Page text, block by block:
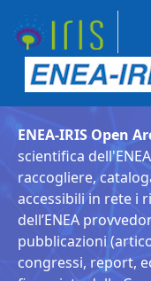
ENEA-IRIS Open
scientifica
raccogliere,
accessibili in rete i
dell’ENEA
pubblicazioni
congressi, report,